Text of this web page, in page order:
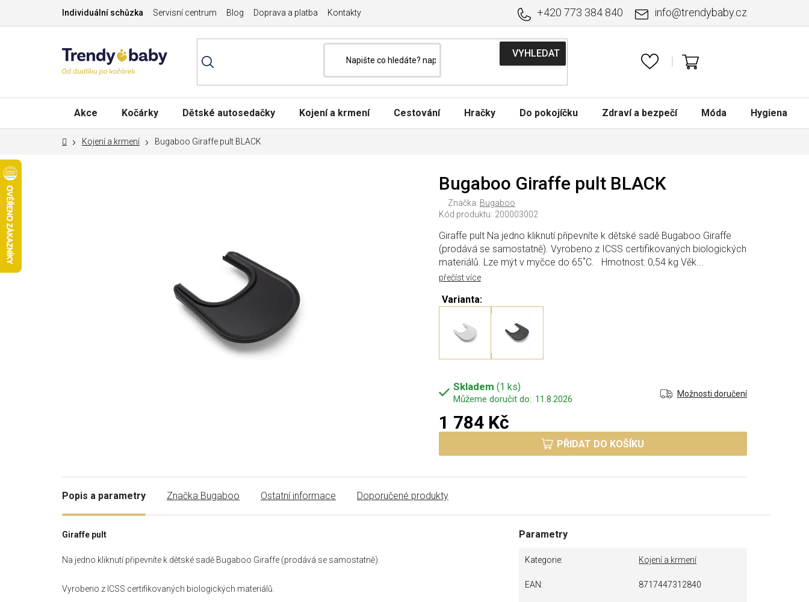
Individuální schůzka Servisní centrum Blog Doprava a platba Kontakty info@trendybaby.cz
+420 773 384 840
KOŠÍK
Akce Kočárky Dětské autosedačky Kojení a krmení Cestování Hračky Do pokojíčku Zdraví a bezpečí Móda Hygiena
DomůKojení a krmení Bugaboo Giraffe pult BLACK
Bugaboo Giraffe pult BLACK
Značka: Bugaboo
Kód produktu: 200003002
Varianta:
Giraffe pult Na jedno kliknutí připevníte k dětské sadě Bugaboo Giraffe
(prodává se samostatně). Vyrobeno z ICSS certifikovaných biologických
materiálů. Lze mýt v myčce do 65˚C. Hmotnost: 0,54 kg Věk...
přečíst více
Skladem (1 ks)
11.8.2026 Možnosti doručení
1 784 Kč
PŘIDAT DO KOŠÍKU
Popis a parametry Značka Bugaboo Ostatní informace Doporučené produkty
Giraffe pult
Na jedno kliknutí připevníte k dětské sadě Bugaboo Giraffe (prodává se samostatně).
Vyrobeno z ICSS certifikovaných biologických materiálů.
Parametry
Kategorie Kojení a krmení
EAN 8717447312840